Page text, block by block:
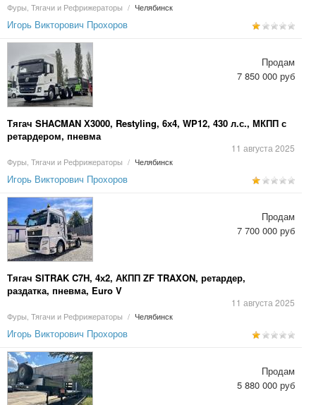
Фуры, Тягачи и Рефрижераторы / Челябинск
Игорь Викторович Прохоров
Тягач SHACMAN Х3000, Restyling, 6х4, WP12, 430 л.с., МКПП с
ретардером, пневма
11 августа 2025
Фуры, Тягачи и Рефрижераторы / Челябинск
Продам
7 850 000 руб
Игорь Викторович Прохоров
Тягач SITRAK C7H, 4х2, АКПП ZF TRAXON, ретардер,
раздатка, пневма, Euro V
11 августа 2025
Фуры, Тягачи и Рефрижераторы / Челябинск
Продам
7 700 000 руб
Игорь Викторович Прохоров
Продам
5 880 000 руб